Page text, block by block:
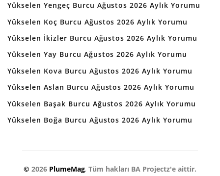
Yükselen Yengeç Burcu Ağustos 2026 Aylık Yorumu
Yükselen Koç Burcu Ağustos 2026 Aylık Yorumu
Yükselen İkizler Burcu Ağustos 2026 Aylık Yorumu
Yükselen Yay Burcu Ağustos 2026 Aylık Yorumu
Yükselen Kova Burcu Ağustos 2026 Aylık Yorumu
Yükselen Aslan Burcu Ağustos 2026 Aylık Yorumu
Yükselen Başak Burcu Ağustos 2026 Aylık Yorumu
Yükselen Boğa Burcu Ağustos 2026 Aylık Yorumu
© 2026 PlumeMag, Tüm hakları BA Projectz'e aittir.